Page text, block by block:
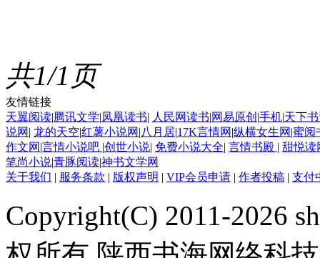
共1/1页
友情链接
天翼阅读|腾讯文学|凤凰读书| 人民网读书|网易原创 |手机|天下
说网 | 龙的天空|红薯小说网 |八月居|17K言情网 |纵横女生网 |蜜阅
作文网 |言情小说吧 |创世小说| 免费小说大全| 言情书殿 | 甜悦
笔尚小说|青豚阅读|神书文学网
关于我们 | 服务条款 | 版权声明 | VIP会员申请 | 作者投稿 | 支付
Copyright(C) 2011-2026